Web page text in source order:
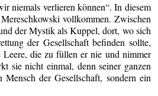
niemals verlieren können“. In diesem
vollkommen. Zwischen
der Mystik als Kuppel, dort, wo sich
der Gesellschaft befinden sollte,
Leere, die zu füllen er nie und nimmer
sie nicht einmal, denn seiner ganzen
der Gesellschaft, sondern ein